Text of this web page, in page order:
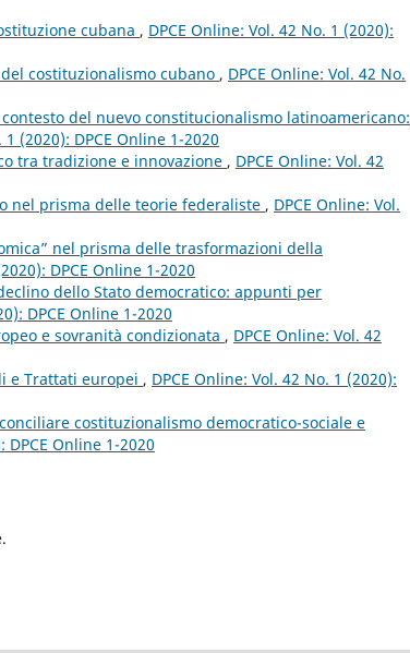
cubana , DPCE Online: Vol. 42 No. 1 (2020):
costituzionalismo cubano , DPCE Online: Vol. 42 No.
del nuevo constitucionalismo latinoamericano:
(2020): DPCE Online 1-2020
tra tradizione e innovazione , DPCE Online: Vol. 42
nel prisma delle teorie federaliste , DPCE Online: Vol.
nel prisma delle trasformazioni della
DPCE Online 1-2020
dello Stato democratico: appunti per
DPCE Online 1-2020
e sovranità condizionata , DPCE Online: Vol. 42
e Trattati europei , DPCE Online: Vol. 42 No. 1 (2020):
costituzionalismo democratico-sociale e
DPCE Online 1-2020